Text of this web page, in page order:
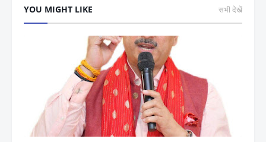
YOU MIGHT LIKE सभी देखें